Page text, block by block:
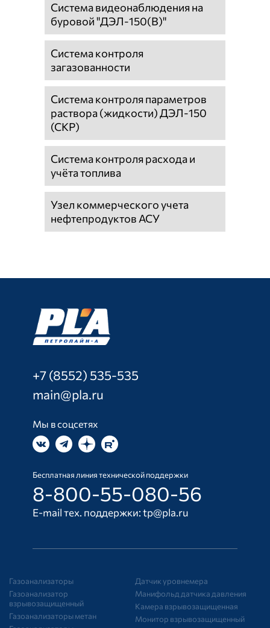
Система видеонаблюдения на
буровой "ДЭЛ-150(В)"
Система контроля
загазованности
Система контроля параметров
раствора (жидкости) ДЭЛ-150
(СКР)
Система контроля расхода и
учёта топлива
Узел коммерческого учета
нефтепродуктов АСУ
+7 (8552) 535-535
main@pla.ru
Мы в соцсетях
Бесплатная линия технической поддержки
8-800-55-080-56
E-mail тех. поддержки:tp@pla.ru
Газоанализаторы
Газоанализатор
взрывозащищенный
Газоанализаторы метан
Датчик уровнемера
Манифольд датчика давления
Камера взрывозащищенная
Монитор взрывозащищенный